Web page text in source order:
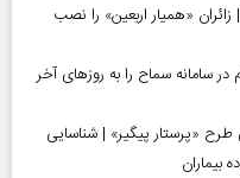
«همیار اربعین» را نصب
بخوانند | ثبت‌نام در سامانه سماح را به روز‌های آخر
طرح «پرستار پیگیر» | شناسایی